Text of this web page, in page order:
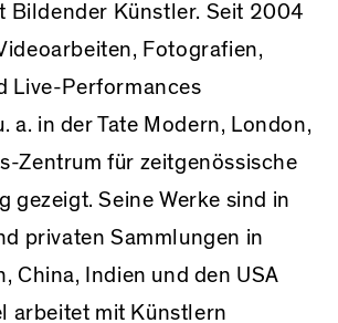
Bildender Künstler. Seit 2004
Fotografien,
Live-Performances
a. in der Tate Modern, London,
Zentrum für zeitgenössische
gezeigt. Seine Werke sind in
privaten Sammlungen in
China, Indien und den USA
arbeitet mit Künstlern